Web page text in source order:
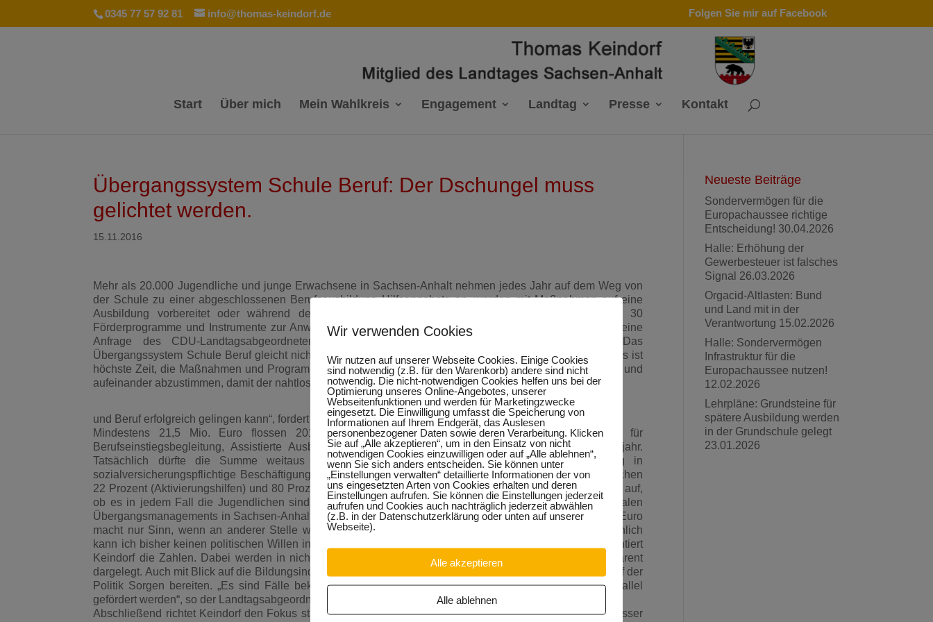
0345 77 57 92 81 info@thomas-keindorf.de Folgen Sie mir auf Facebook
Start Über mich Mein Wahlkreis Engagement Landtag Presse Kontakt
Übergangssystem Schule Beruf: Der Dschungel muss
gelichtet werden.
15.11.2016
Mehr als 20.000 Jugendliche und junge Erwachsene in Sachsen-Anhalt nehmen jedes Jahr auf dem Weg von
der Schule zu einer abgeschlossenen Berufsausbildung Hilfsangebote an, werden mit Maßnahmen auf eine
Ausbildung vorbereitet oder während der Ausbildung zusätzlich betreut. Dafür kommen weit über 30
Förderprogramme und Instrumente zur Anwendung, wie aus der Antwort der Landesregierung auf eine kleine
Anfrage des CDU-Landtagsabgeordneten aus Sachsen-Anhalt, Thomas Keindorf, hervorgeht. „Das
Übergangssystem Schule Beruf gleicht nicht nur in Sachsen-Anhalt einem undurchsichtigen Dschungel. Es ist
höchste Zeit, die Maßnahmen und Programme bei effizientem Mitteleinsatz zu koordinieren, zu reduzieren und
aufeinander abzustimmen, damit der nahtlose Übergang junger Menschen von der Schule in Ausbildung
und Beruf erfolgreich gelingen kann“, fordert Keindorf dringenden Handlungsbedarf ein.
Mindestens 21,5 Mio. Euro flossen 2015 in entsprechende Maßnahmen und Projekte, darunter für
Berufseinstiegsbegleitung, Assistierte Ausbildung, Einstiegsqualifizierung und das Berufsvorbereitungsjahr.
Tatsächlich dürfte die Summe weitaus höher liegen. Die Erfolgsquoten, also die Eingliederung in
sozialversicherungspflichtige Beschäftigung sechs Monate nach dem Ende einer Maßnahme, liegen zwischen
22 Prozent (Aktivierungshilfen) und 80 Prozent (Ausbildungsbegleitende Hilfen). „Es drängt sich die Frage auf,
ob es in jedem Fall die Jugendlichen sind, die von den Angeboten profitieren. Der Aufbau eines regionalen
Übergangsmanagements in Sachsen-Anhalt (RÜMSA) mit einer Investitionssumme von zusätzlich 25 Mio. Euro
macht nur Sinn, wenn an anderer Stelle weniger effiziente Maßnahmen zurückgefahren werden. Tatsächlich
kann ich bisher keinen politischen Willen in diese Richtung erkennen, das Gegenteil ist der Fall“, kommentiert
Keindorf die Zahlen. Dabei werden in nicht jedem Fall die Erfolgsaussichten erfasst und Kosten transparent
dargelegt. Auch mit Blick auf die Bildungsindustrie muss das intransparente Übergangssystem Schule Beruf der
Politik Sorgen bereiten. „Es sind Fälle bekannt, bei denen Jugendliche aus mehreren Programmen parallel
gefördert werden“, so der Landtagsabgeordnete.
Abschließend richtet Keindorf den Fokus stärker auf das Bildungssystem. „Prävention in der Schule ist besser
Neueste Beiträge
Sondervermögen für die
Europachaussee richtige
Entscheidung! 30.04.2026
Halle: Erhöhung der
Gewerbesteuer ist falsches
Signal 26.03.2026
Orgacid-Altlasten: Bund
und Land mit in der
Verantwortung 15.02.2026
Halle: Sondervermögen
Infrastruktur für die
Europachaussee nutzen!
12.02.2026
Lehrpläne: Grundsteine für
spätere Ausbildung werden
in der Grundschule gelegt
23.01.2026
Wir verwenden Cookies
Wir nutzen auf unserer Webseite Cookies. Einige Cookies
sind notwendig (z.B. für den Warenkorb) andere sind nicht
notwendig. Die nicht-notwendigen Cookies helfen uns bei der
Optimierung unseres Online-Angebotes, unserer
Webseitenfunktionen und werden für Marketingzwecke
eingesetzt. Die Einwilligung umfasst die Speicherung von
Informationen auf Ihrem Endgerät, das Auslesen
personenbezogener Daten sowie deren Verarbeitung. Klicken
Sie auf „Alle akzeptieren“, um in den Einsatz von nicht
notwendigen Cookies einzuwilligen oder auf „Alle ablehnen“,
wenn Sie sich anders entscheiden. Sie können unter
„Einstellungen verwalten“ detaillierte Informationen der von
uns eingesetzten Arten von Cookies erhalten und deren
Einstellungen aufrufen. Sie können die Einstellungen jederzeit
aufrufen und Cookies auch nachträglich jederzeit abwählen
(z.B. in der Datenschutzerklärung oder unten auf unserer
Webseite).
Alle akzeptieren
Alle ablehnen